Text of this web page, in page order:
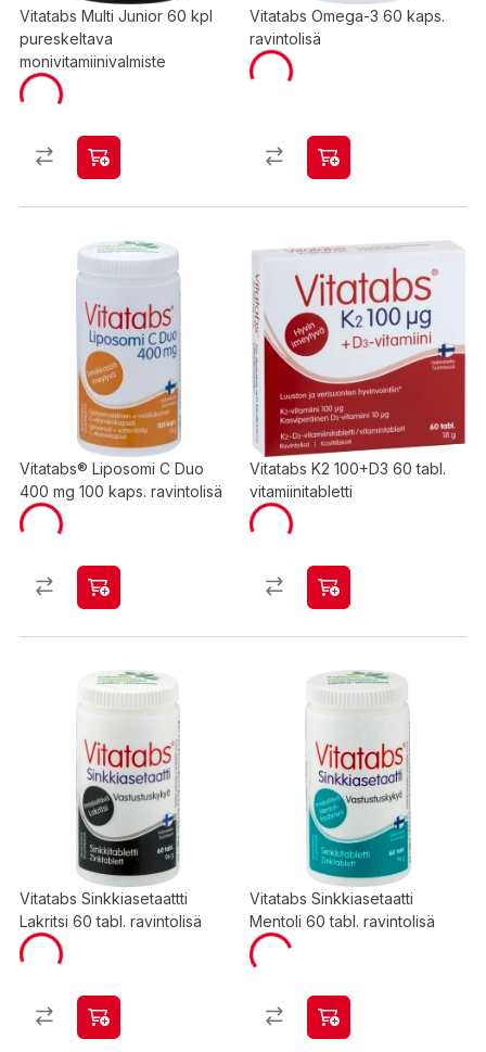
Vitatabs Multi Junior 60 kpl
pureskeltava
monivitamiinivalmiste
Vitatabs Omega-3 60 kaps.
ravintolisä
Vitatabs® Liposomi C Duo
400 mg 100 kaps. ravintolisä
Vitatabs K2 100+D3 60 tabl.
vitamiinitabletti
Vitatabs Sinkkiasetaattti
Lakritsi 60 tabl. ravintolisä
Vitatabs Sinkkiasetaatti
Mentoli 60 tabl. ravintolisä